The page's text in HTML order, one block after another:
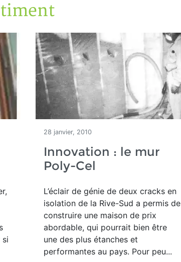
si
28 janvier, 2010
Innovation : le mur
Poly-Cel
L’éclair de génie de deux cracks en
isolation de la Rive-Sud a permis de
construire une maison de prix
abordable, qui pourrait bien être
une des plus étanches et
performantes au pays. Pour peu...